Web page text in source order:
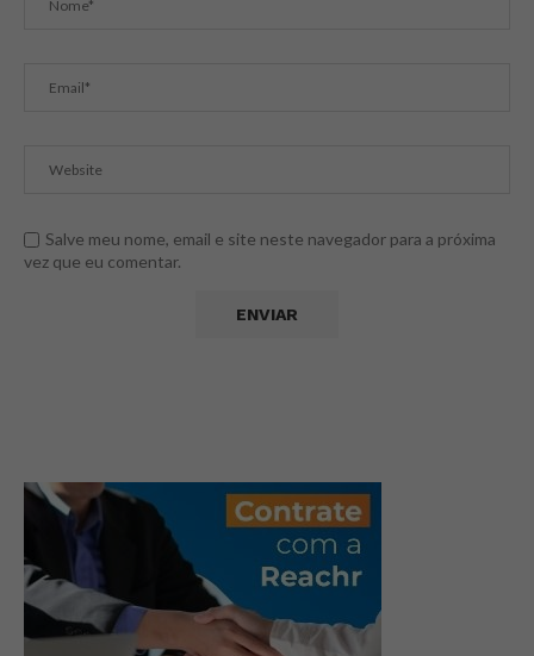
Salve meu nome, email e site neste navegador para a próxima
vez que eu comentar.